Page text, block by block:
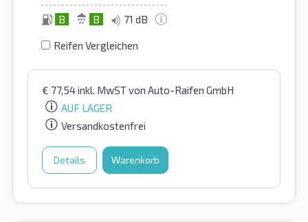
B B 71 dB
Reifen Vergleichen
€ 77,54inkl. MwSTvon Auto-Raifen GmbH
AUF LAGER
Versandkostenfrei
Details Warenkorb